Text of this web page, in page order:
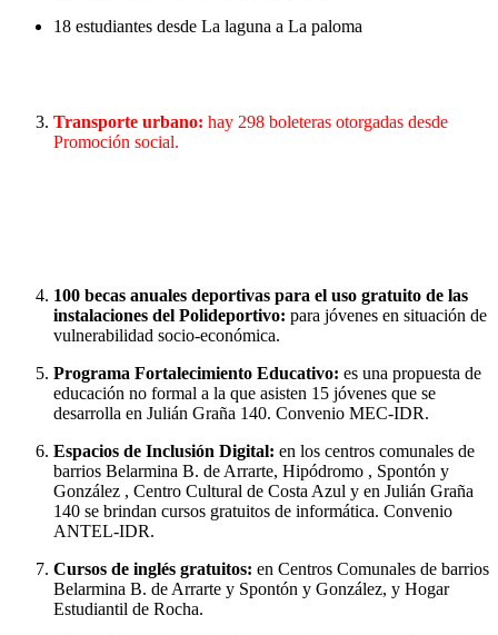
18 estudiantes desde La laguna a La paloma
Transporte urbano: hay 298 boleteras otorgadas desde
Promoción social.
100 becas anuales deportivas para el uso gratuito de las
instalaciones del Polideportivo: para jóvenes en situación de
vulnerabilidad socio-económica.
Programa Fortalecimiento Educativo: es una propuesta de
educación no formal a la que asisten 15 jóvenes que se
desarrolla en Julián Graña 140. Convenio MEC-IDR.
Espacios de Inclusión Digital: en los centros comunales de
barrios Belarmina B. de Arrarte, Hipódromo , Spontón y
González , Centro Cultural de Costa Azul y en Julián Graña
140 se brindan cursos gratuitos de informática. Convenio
ANTEL-IDR.
Cursos de inglés gratuitos: en Centros Comunales de barrios
Belarmina B. de Arrarte y Spontón y González, y Hogar
Estudiantil de Rocha.